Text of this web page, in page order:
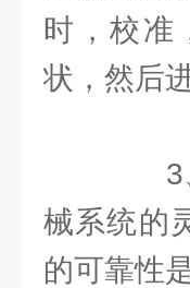
时，校准
状，然后
3、
械系统的
的可靠性